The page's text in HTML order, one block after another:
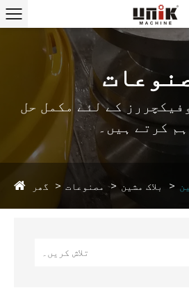
کے لئے مکمل حل
کرتے ہیں۔
گھر مصنوعات بلاک مشین